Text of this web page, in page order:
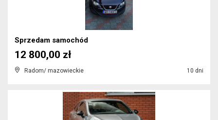
Sprzedam samochód
Radom/ mazowieckie 10 dni
12 800,00 zł